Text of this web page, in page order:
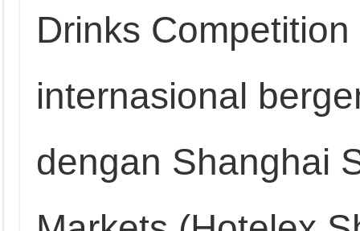
Drinks
internasional
dengan Shanghai